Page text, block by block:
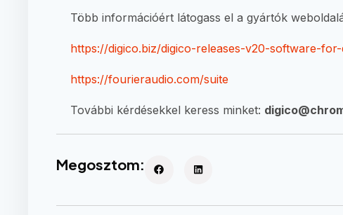
Több információért látogass el a gyártók
https://digico.biz/digico-releases-v20-software-
https://fourieraudio.com/suite
További kérdésekkel keress minket:
Megosztom: